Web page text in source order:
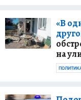
«В
на